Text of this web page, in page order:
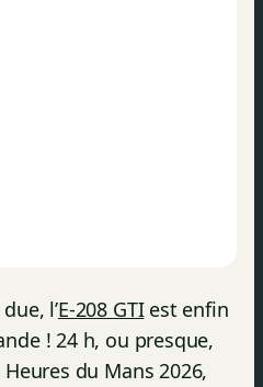
l’E-208 GTIest enfin
! 24 h, ou presque,
du Mans 2026,